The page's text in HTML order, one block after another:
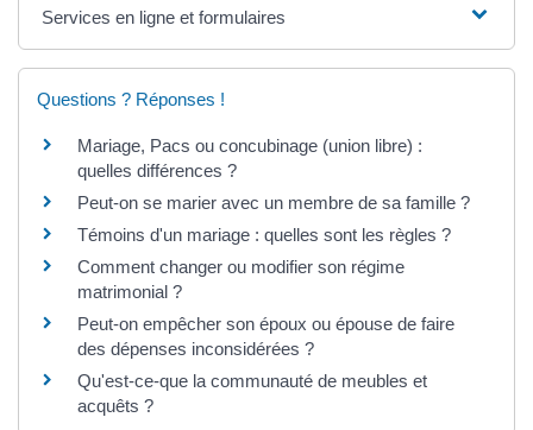
Services en ligne et formulaires
Questions ? Réponses !
Mariage, Pacs ou concubinage (union libre) :
quelles différences ?
Peut-on se marier avec un membre de sa famille ?
Témoins d'un mariage : quelles sont les règles ?
Comment changer ou modifier son régime
matrimonial ?
Peut-on empêcher son époux ou épouse de faire
des dépenses inconsidérées ?
Qu'est-ce-que la communauté de meubles et
acquêts ?